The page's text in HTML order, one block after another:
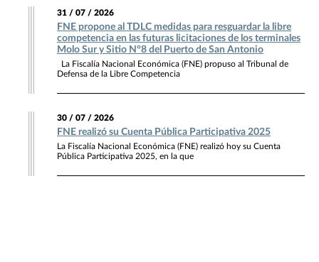
31 / 07 / 2026
FNE propone al TDLC medidas para resguardar la libre
competencia en las futuras licitaciones de los terminales
Molo Sur y Sitio N°8 del Puerto de San Antonio
La Fiscalía Nacional Económica (FNE) propuso al Tribunal de
Defensa de la Libre Competencia
30 / 07 / 2026
FNE realizó su Cuenta Pública Participativa 2025
La Fiscalía Nacional Económica (FNE) realizó hoy su Cuenta
Pública Participativa 2025, en la que